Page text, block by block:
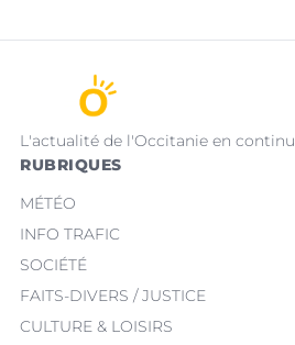
L'actualité de l'Occitanie en continu
RUBRIQUES
MÉTÉO
INFO TRAFIC
SOCIÉTÉ
FAITS-DIVERS / JUSTICE
CULTURE & LOISIRS